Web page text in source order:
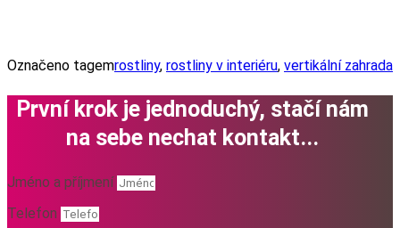
Označeno tagemrostliny, rostliny v interiéru, vertikální zahrada
První krok je jednoduchý, stačí nám
na sebe nechat kontakt...
Jméno a příjmení
Telefon